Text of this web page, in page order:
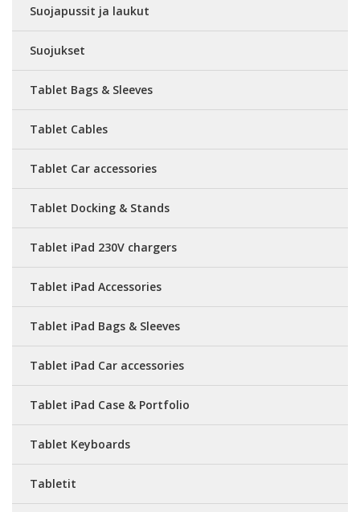
Suojapussit ja laukut
Suojukset
Tablet Bags & Sleeves
Tablet Cables
Tablet Car accessories
Tablet Docking & Stands
Tablet iPad 230V chargers
Tablet iPad Accessories
Tablet iPad Bags & Sleeves
Tablet iPad Car accessories
Tablet iPad Case & Portfolio
Tablet Keyboards
Tabletit